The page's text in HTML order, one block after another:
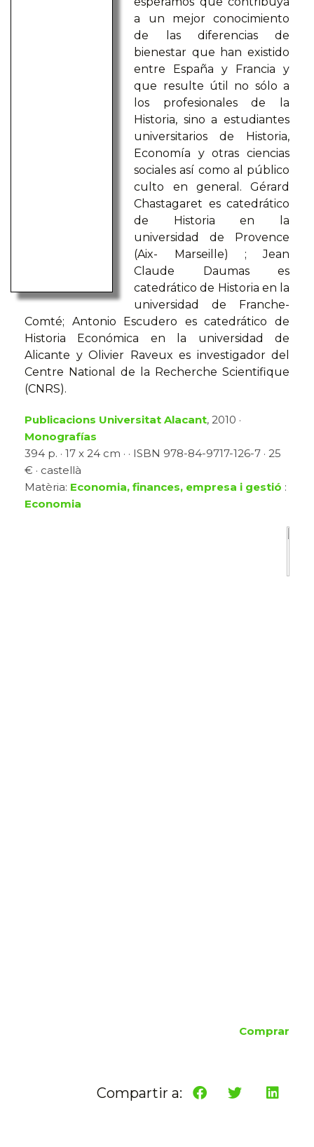
a un mejor conocimiento
de las diferencias de
bienestar que han existido
entre España y Francia y
que resulte útil no sólo a
los profesionales de la
Historia, sino a estudiantes
universitarios de Historia,
Economía y otras ciencias
sociales así como al público
culto en general. Gérard
Chastagaret es catedrático
de Historia en la
universidad de Provence
(Aix- Marseille) ; Jean
Claude Daumas es
catedrático de Historia en la
universidad de Franche-
Comté; Antonio Escudero es catedrático de
Historia Económica en la universidad de
Alicante y Olivier Raveux es investigador del
Centre National de la Recherche Scientifique
(CNRS).
Publicacions Universitat Alacant, 2010 ·
Monografías
394 p. · 17 x 24 cm · · ISBN 978-84-9717-126-7 · 25
€ · castellà
Matèria: Economia, finances, empresa i gestió :
Economia
Comprar
Compartir a: